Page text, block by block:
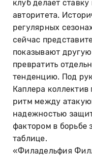
клуб делает
авторитета.
регулярных
сейчас
показывают
превратить
тенденцию. Под
Каплера коллектив
ритм между
надежностью
фактором в борьбе
таблице.
«Филадельфия